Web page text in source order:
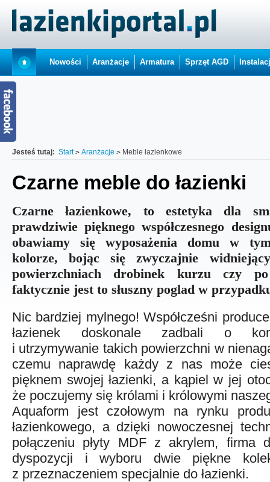
Nowości Aranżacje Armatura Sprzęt AGD
Jesteś tutaj: Start Aranżacje Meble łazienkowe
Czarne meble do łazienki
Czarne łazienkowe, to estetyka dla
prawdziwie pięknego współczesnego
obawiamy się wyposażenia domu w
kolorze, bojąc się zwyczajnie
powierzchniach drobinek kurzu czy
faktycznie jest to słuszny poglad w
Nic bardziej mylnego! Współcześni
łazienek doskonale zadbali o
i utrzymywanie takich powierzchni w
czemu naprawdę każdy z nas może
pięknem swojej łazienki, a kąpiel w jej
że poczujemy się królami i królowymi
Aquaform jest czołowym na rynku
łazienkowego, a dzięki nowoczesnej
połączeniu płyty MDF z akrylem, firma
dyspozycji i wyboru dwie piękne
z przeznaczeniem specjalnie do łazienki.